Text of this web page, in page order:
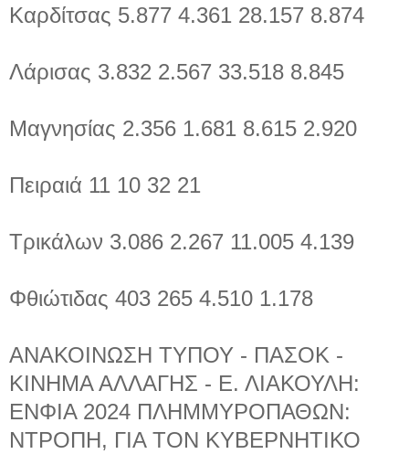
Καρδίτσας 5.877 4.361 28.157 8.874
Λάρισας 3.832 2.567 33.518 8.845
Μαγνησίας 2.356 1.681 8.615 2.920
Πειραιά 11 10 32 21
Τρικάλων 3.086 2.267 11.005 4.139
Φθιώτιδας 403 265 4.510 1.178
ΑΝΑΚΟΙΝΩΣΗ ΤΥΠΟΥ - ΠΑΣΟΚ -
ΚΙΝΗΜΑ ΑΛΛΑΓΗΣ - Ε. ΛΙΑΚΟΥΛΗ:
ΕΝΦΙΑ 2024 ΠΛΗΜΜΥΡΟΠΑΘΩΝ:
ΝΤΡΟΠΗ, ΓΙΑ ΤΟΝ ΚΥΒΕΡΝΗΤΙΚΟ